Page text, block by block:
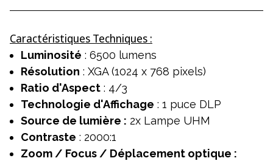
Caractéristiques Techniques :
Luminosité : 6500 lumens
Résolution : XGA (1024 x 768 pixels)
Ratio d'Aspect : 4/3
Technologie d'Affichage : 1 puce DLP
Source de lumière : 2x Lampe UHM
Contraste : 2000:1
Zoom / Focus / Déplacement optique :